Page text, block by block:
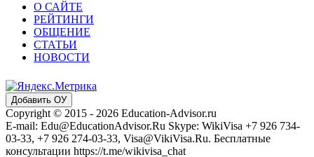
О САЙТЕ
РЕЙТИНГИ
ОБЩЕНИЕ
СТАТЬИ
НОВОСТИ
Добавить ОУ
Copyright © 2015 - 2026 Education-Advisor.ru
E-mail: Edu@EducationAdvisor.Ru Skype: WikiVisa +7 926 734-
03-33, +7 926 274-03-33, Visa@VikiVisa.Ru. Бесплатные
консультации https://t.me/wikivisa_chat